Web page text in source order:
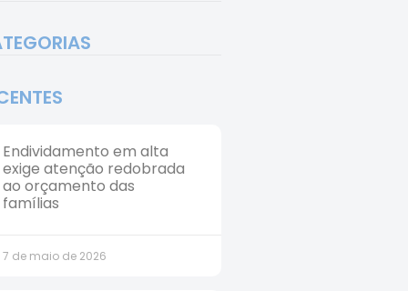
Endividamento em alta
exige atenção redobrada
ao orçamento das
famílias
7 de maio de 2026